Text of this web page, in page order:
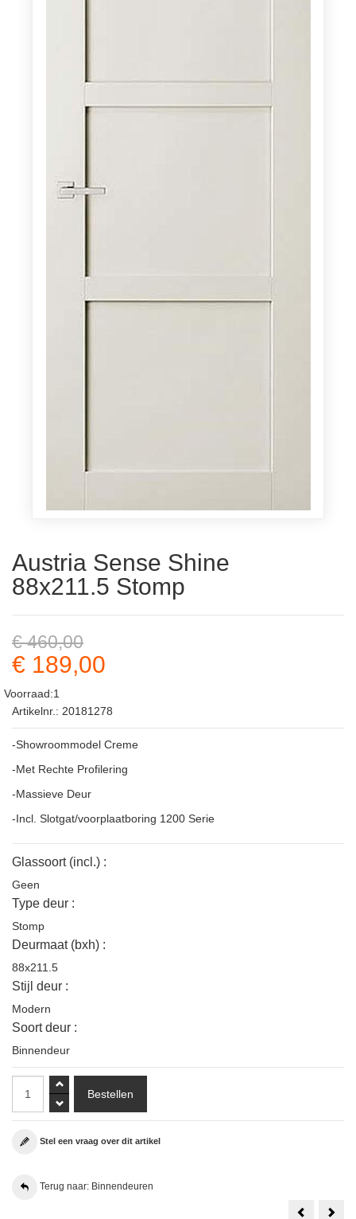
Austria Sense Shine
88x211.5 Stomp
€ 460,00
€ 189,00
Voorraad:1
Artikelnr.: 20181278
-Showroommodel Creme
-Met Rechte Profilering
-Massieve Deur
-Incl. Slotgat/voorplaatboring 1200 Serie
Glassoort (incl.) :
Geen
Type deur :
Stomp
Deurmaat (bxh) :
88x211.5
Stijl deur :
Modern
Soort deur :
Binnendeur
Stel een vraag over dit artikel
Terug naar: Binnendeuren
Weekamp